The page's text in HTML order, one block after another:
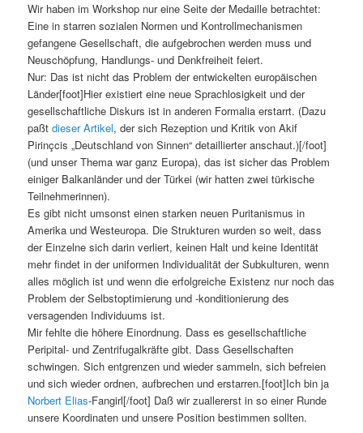
Wir haben im Workshop nur eine Seite der Medaille betrachtet:
Eine in starren sozialen Normen und Kontrollmechanismen
gefangene Gesellschaft, die aufgebrochen werden muss und
Neuschöpfung, Handlungs- und Denkfreiheit feiert.
Nur: Das ist nicht das Problem der entwickelten europäischen
Länder[foot]Hier existiert eine neue Sprachlosigkeit und der
gesellschaftliche Diskurs ist in anderen Formalia erstarrt. (Dazu
paßtdieser Artikel, der sich Rezeption und Kritik von Akif
Pirinçcis „Deutschland von Sinnen“ detaillierter anschaut.)[/foot]
(und unser Thema war ganz Europa), das ist sicher das Problem
einiger Balkanländer und der Türkei (wir hatten zwei türkische
Teilnehmerinnen).
Es gibt nicht umsonst einen starken neuen Puritanismus in
Amerika und Westeuropa. Die Strukturen wurden so weit, dass
der Einzelne sich darin verliert, keinen Halt und keine Identität
mehr findet in der uniformen Individualität der Subkulturen, wenn
alles möglich ist und wenn die erfolgreiche Existenz nur noch das
Problem der Selbstoptimierung und -konditionierung des
versagenden Individuums ist.
Mir fehlte die höhere Einordnung. Dass es gesellschaftliche
Peripital- und Zentrifugalkräfte gibt. Dass Gesellschaften
schwingen. Sich entgrenzen und wieder sammeln, sich befreien
und sich wieder ordnen, aufbrechen und erstarren.[foot]Ich bin ja
Norbert Elias-Fangirl[/foot] Daß wir zuallererst in so einer Runde
unsere Koordinaten und unsere Position bestimmen sollten.